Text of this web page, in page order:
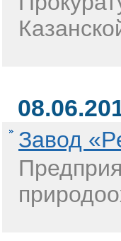
Завод